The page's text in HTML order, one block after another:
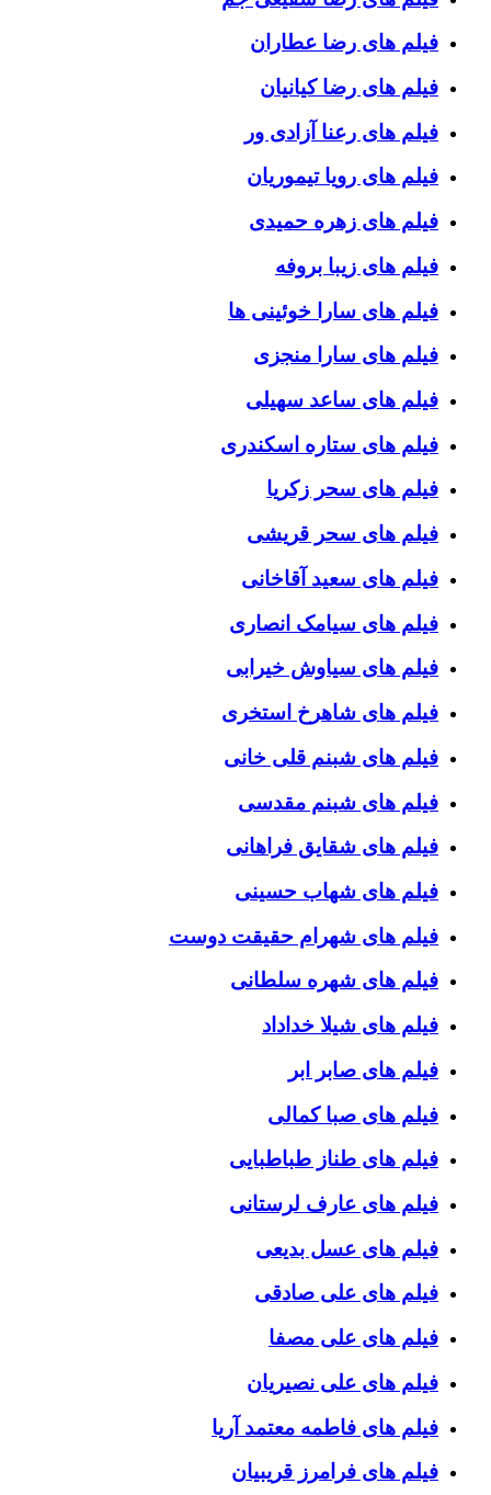
فیلم های رضا عطاران
فیلم های رضا کیانیان
فیلم های رعنا آزادی ور
فیلم های رویا تیموریان
فیلم های زهره حمیدی
فیلم های زیبا بروفه
فیلم های سارا خوئینی ها
فیلم های سارا منجزی
فیلم های ساعد سهیلی
فیلم های ستاره اسکندری
فیلم های سحر زکریا
فیلم های سحر قریشی
فیلم های سعید آقاخانی
فیلم های سیامک انصاری
فیلم های سیاوش خیرابی
فیلم های شاهرخ استخری
فیلم های شبنم قلی خانی
فیلم های شبنم مقدسی
فیلم های شقایق فراهانی
فیلم های شهاب حسینی
فیلم های شهرام حقیقت دوست
فیلم های شهره سلطانی
فیلم های شیلا خداداد
فیلم های صابر ابر
فیلم های صبا کمالی
فیلم های طناز طباطبایی
فیلم های عارف لرستانی
فیلم های عسل بدیعی
فیلم های علی صادقی
فیلم های علی مصفا
فیلم های علی نصیریان
فیلم های فاطمه معتمد آریا
فیلم های فرامرز قریبیان